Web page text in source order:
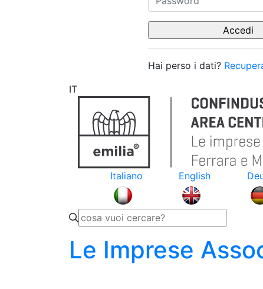
Hai perso i dati?
IT
Italiano
English
Le Imprese